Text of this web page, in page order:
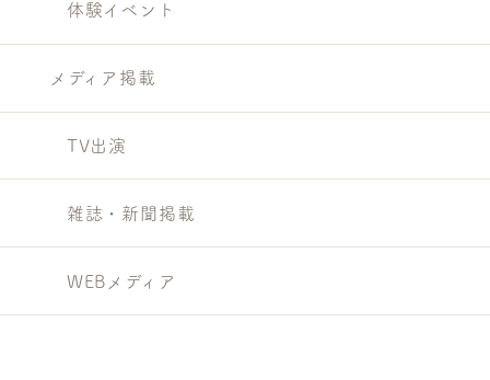
体験イベント
メディア掲載
TV出演
雑誌・新聞掲載
WEBメディア